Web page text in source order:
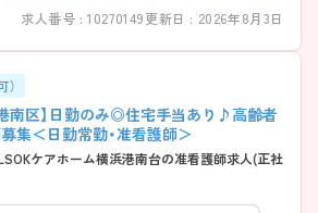
初めてでも安心してス
科／形成外科未経験OK ・業務マニュアル完備
■ 幅広い施術に関われる魅力
様なスキルを身につけられます。 ・
科に対応 ・レーザーや注入療法なども経験可能
幅広く担当 → 専門性を広げたい方にぴったり
■ 地域から頼られる外来クリニ
バランスよく経験を積める環境
のバランス ・幅広い年代の患者さんが来院 ・予
求人番号 : 10270149更新日 : 2026年8月3日
南区】日勤のみ◎住宅手当あり♪高齢者
集＜日勤常勤・准看護師＞
ケアホーム横浜港南台の准看護師求人(正社